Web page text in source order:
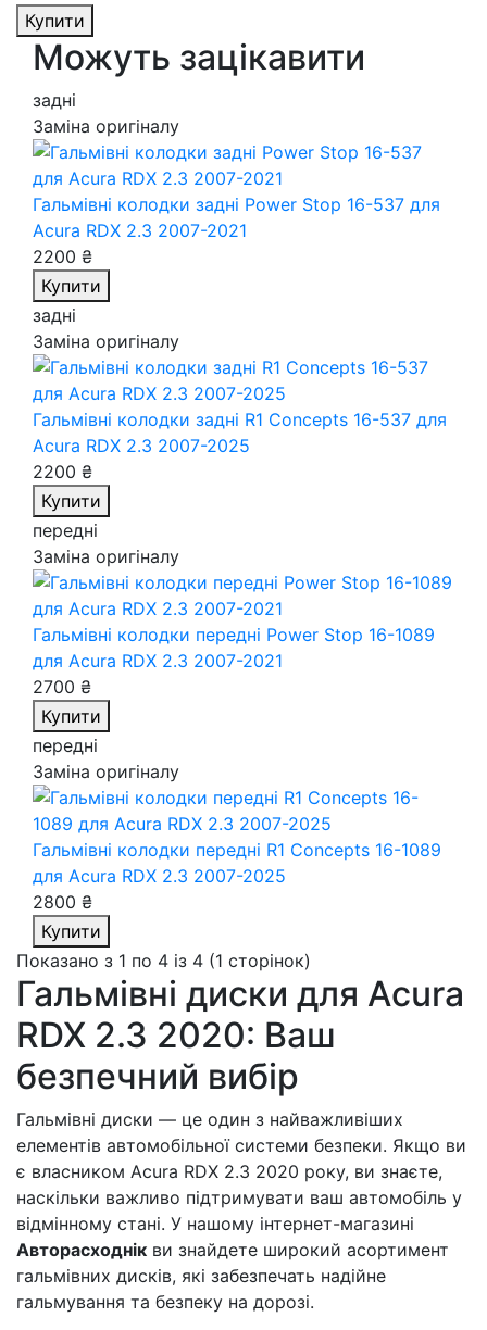
Купити
Можуть зацікавити
задні
Заміна оригіналу
Гальмівні колодки задні Power Stop 16-537 для
Acura RDX 2.3 2007-2021
2200 ₴
Купити
задні
Заміна оригіналу
Гальмівні колодки задні R1 Concepts 16-537 для
Acura RDX 2.3 2007-2025
2200 ₴
Купити
передні
Заміна оригіналу
Гальмівні колодки передні Power Stop 16-1089
для Acura RDX 2.3 2007-2021
2700 ₴
Купити
передні
Заміна оригіналу
Гальмівні колодки передні R1 Concepts 16-1089
для Acura RDX 2.3 2007-2025
2800 ₴
Купити
Показано з 1 по 4 із 4 (1 сторінок)
Гальмівні диски для Acura
RDX 2.3 2020: Ваш
безпечний вибір
Гальмівні диски — це один з найважливіших
елементів автомобільної системи безпеки. Якщо ви
є власником Acura RDX 2.3 2020 року, ви знаєте,
наскільки важливо підтримувати ваш автомобіль у
відмінному стані. У нашому інтернет-магазині
Авторасходнік ви знайдете широкий асортимент
гальмівних дисків, які забезпечать надійне
гальмування та безпеку на дорозі.